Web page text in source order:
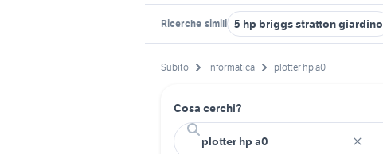
Ricerche simili 5 hp briggs stratton giardino
Subito Informatica plotter hp a0
Cosa cerchi?